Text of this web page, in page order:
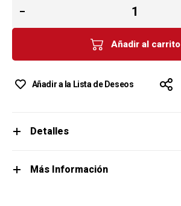
Añadir al carrito
Añadir a la Lista de Deseos
Detalles
Más Información